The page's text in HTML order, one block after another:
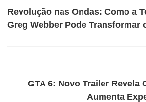
Revolução nas Ondas: Como a
Greg Webber Pode Transformar
GTA 6: Novo Trailer Revela
Aumenta